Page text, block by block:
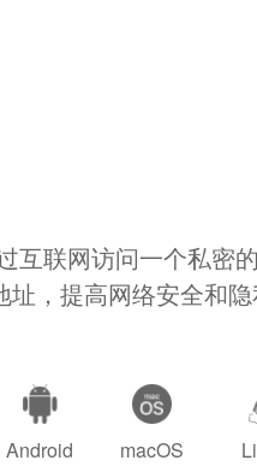
互联网访问一个私密
，提高网络安全和隐
Android macOS